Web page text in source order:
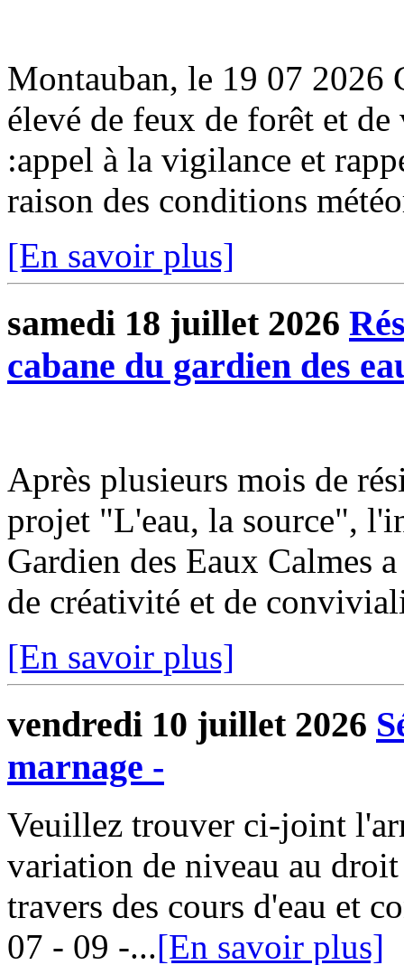
Montauban, le 19 07 2026
élevé de feux de forêt et
:appel à la vigilance et
raison des conditions
[En savoir plus]
samedi 18 juillet 2026
cabane du gardien des
Après plusieurs mois de
projet "L'eau, la source",
Gardien des Eaux Calmes
de créativité et de
[En savoir plus]
vendredi 10 juillet 2026
marnage -
Veuillez trouver ci-joint
variation de niveau au droit
travers des cours d'eau et
07 - 09 -...[En savoir plus]